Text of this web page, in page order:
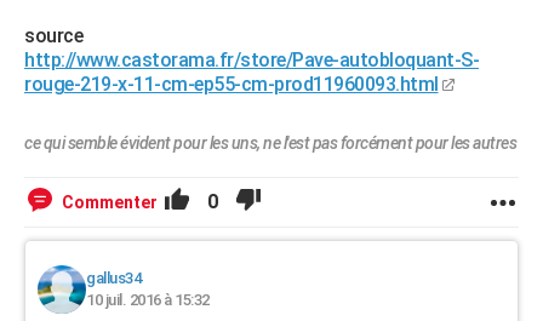
source
http://www.castorama.fr/store/Pave-autobloquant-S-
rouge-219-x-11-cm-ep55-cm-prod11960093.html
ce qui semble évident pour les uns, ne l'est pas forcément pour les autres
Commenter 0
gallus34
10 juil. 2016 à 15:32